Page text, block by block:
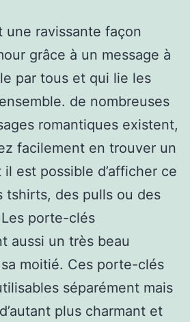
une ravissante façon
grâce à un message à
par tous et qui lie les
de nombreuses
romantiques existent,
facilement en trouver un
est possible d’afficher ce
tshirts, des pulls ou des
porte-clés
aussi un très beau
moitié. Ces porte-clés
séparément mais
plus charmant et